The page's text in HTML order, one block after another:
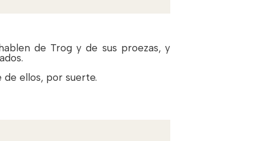
de Trog y de sus proezas, y
ellos, por suerte.